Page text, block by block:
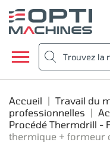

Accueil Travail du
professionnelles
Procédé Thermdrill -
thermique + formeur